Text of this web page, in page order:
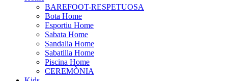
BAREFOOT-RESPETUOSA
Bota Home
Esportiu Home
Sabata Home
Sandalia Home
Sabatilla Home
Piscina Home
CEREMÒNIA